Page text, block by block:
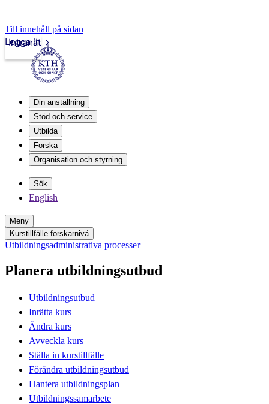
Till innehåll på sidan
Intranät
Logga in
Din anställning
Stöd och service
Utbilda
Forska
Organisation och styrning
Sök
English
Meny
Kurstillfälle forskarnivå
Utbildningsadministrativa processer
Planera utbildningsutbud
Utbildningsutbud
Inrätta kurs
Ändra kurs
Avveckla kurs
Ställa in kurstillfälle
Förändra utbildningsutbud
Hantera utbildningsplan
Utbildningssamarbete